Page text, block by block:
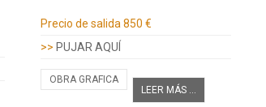
Precio de salida 850 €
>> PUJAR AQUÍ
OBRA GRAFICA
LEER MÁS ...